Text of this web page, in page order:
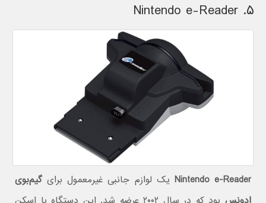
۵. Nintendo e-Reader
Nintendo e-Reader یک لوازم جانبی غیرمعمول برایگیم‌بوی